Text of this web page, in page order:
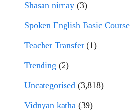
Shasan nirnay (3)
Spoken English Basic Course
Teacher Transfer (1)
Trending (2)
Uncategorised (3,818)
Vidnyan katha (39)